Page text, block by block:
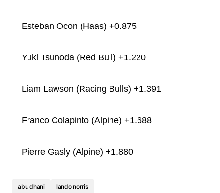
Esteban Ocon (Haas) +0.875
Yuki Tsunoda (Red Bull) +1.220
Liam Lawson (Racing Bulls) +1.391
Franco Colapinto (Alpine) +1.688
Pierre Gasly (Alpine) +1.880
abu dhani lando norris